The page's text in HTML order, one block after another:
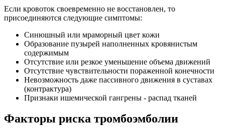
Если кровоток своевременно не восстановлен, то
присоединяются следующие симптомы:
Синюшный или мраморный цвет кожи
Образование пузырей наполненных кровянистым
содержимым
Отсутствие или резкое уменьшение объема движений
Отсутствие чувствительности пораженной конечности
Невозможность даже пассивного движения в суставах
(контрактура)
Признаки ишемической гангрены - распад тканей
Факторы риска тромбоэмболии